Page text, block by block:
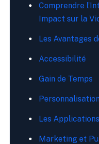
Comprendre
Impact sur la
Les Avantages
Accessibilité
Gain de Temps
Les
Marketing et